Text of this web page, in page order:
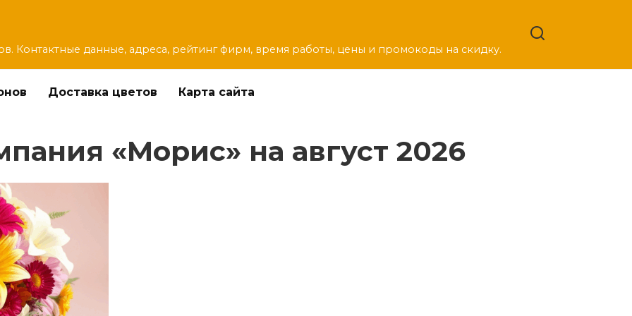
Контактные данные, адреса, рейтинг фирм, время работы, цены и промокоды на скидку.
Доставка цветов Карта сайта
«Морис» на август 2026